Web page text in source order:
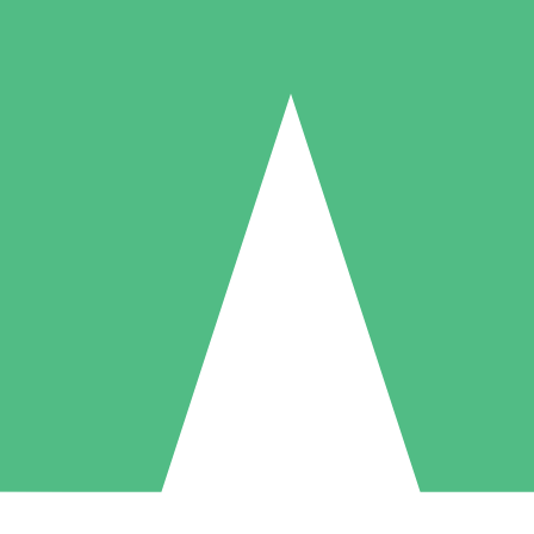
Individuelle Credit-Pakete
nach Bedarf mit Download-Credits. Keine monatliche Verpflichtung